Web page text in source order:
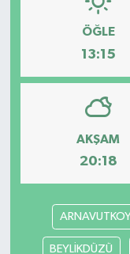
ÖĞLE
13:15
AKŞAM
20:18
BEYLİKDÜZÜ
ROPORTAJ
MAGAZİN
MEDYA
SEÇİM 2011
ÜÇÜNCÜ